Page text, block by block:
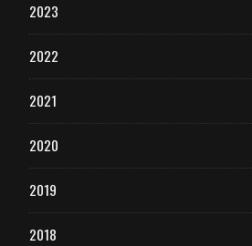
2023
2022
2021
2020
2019
2018